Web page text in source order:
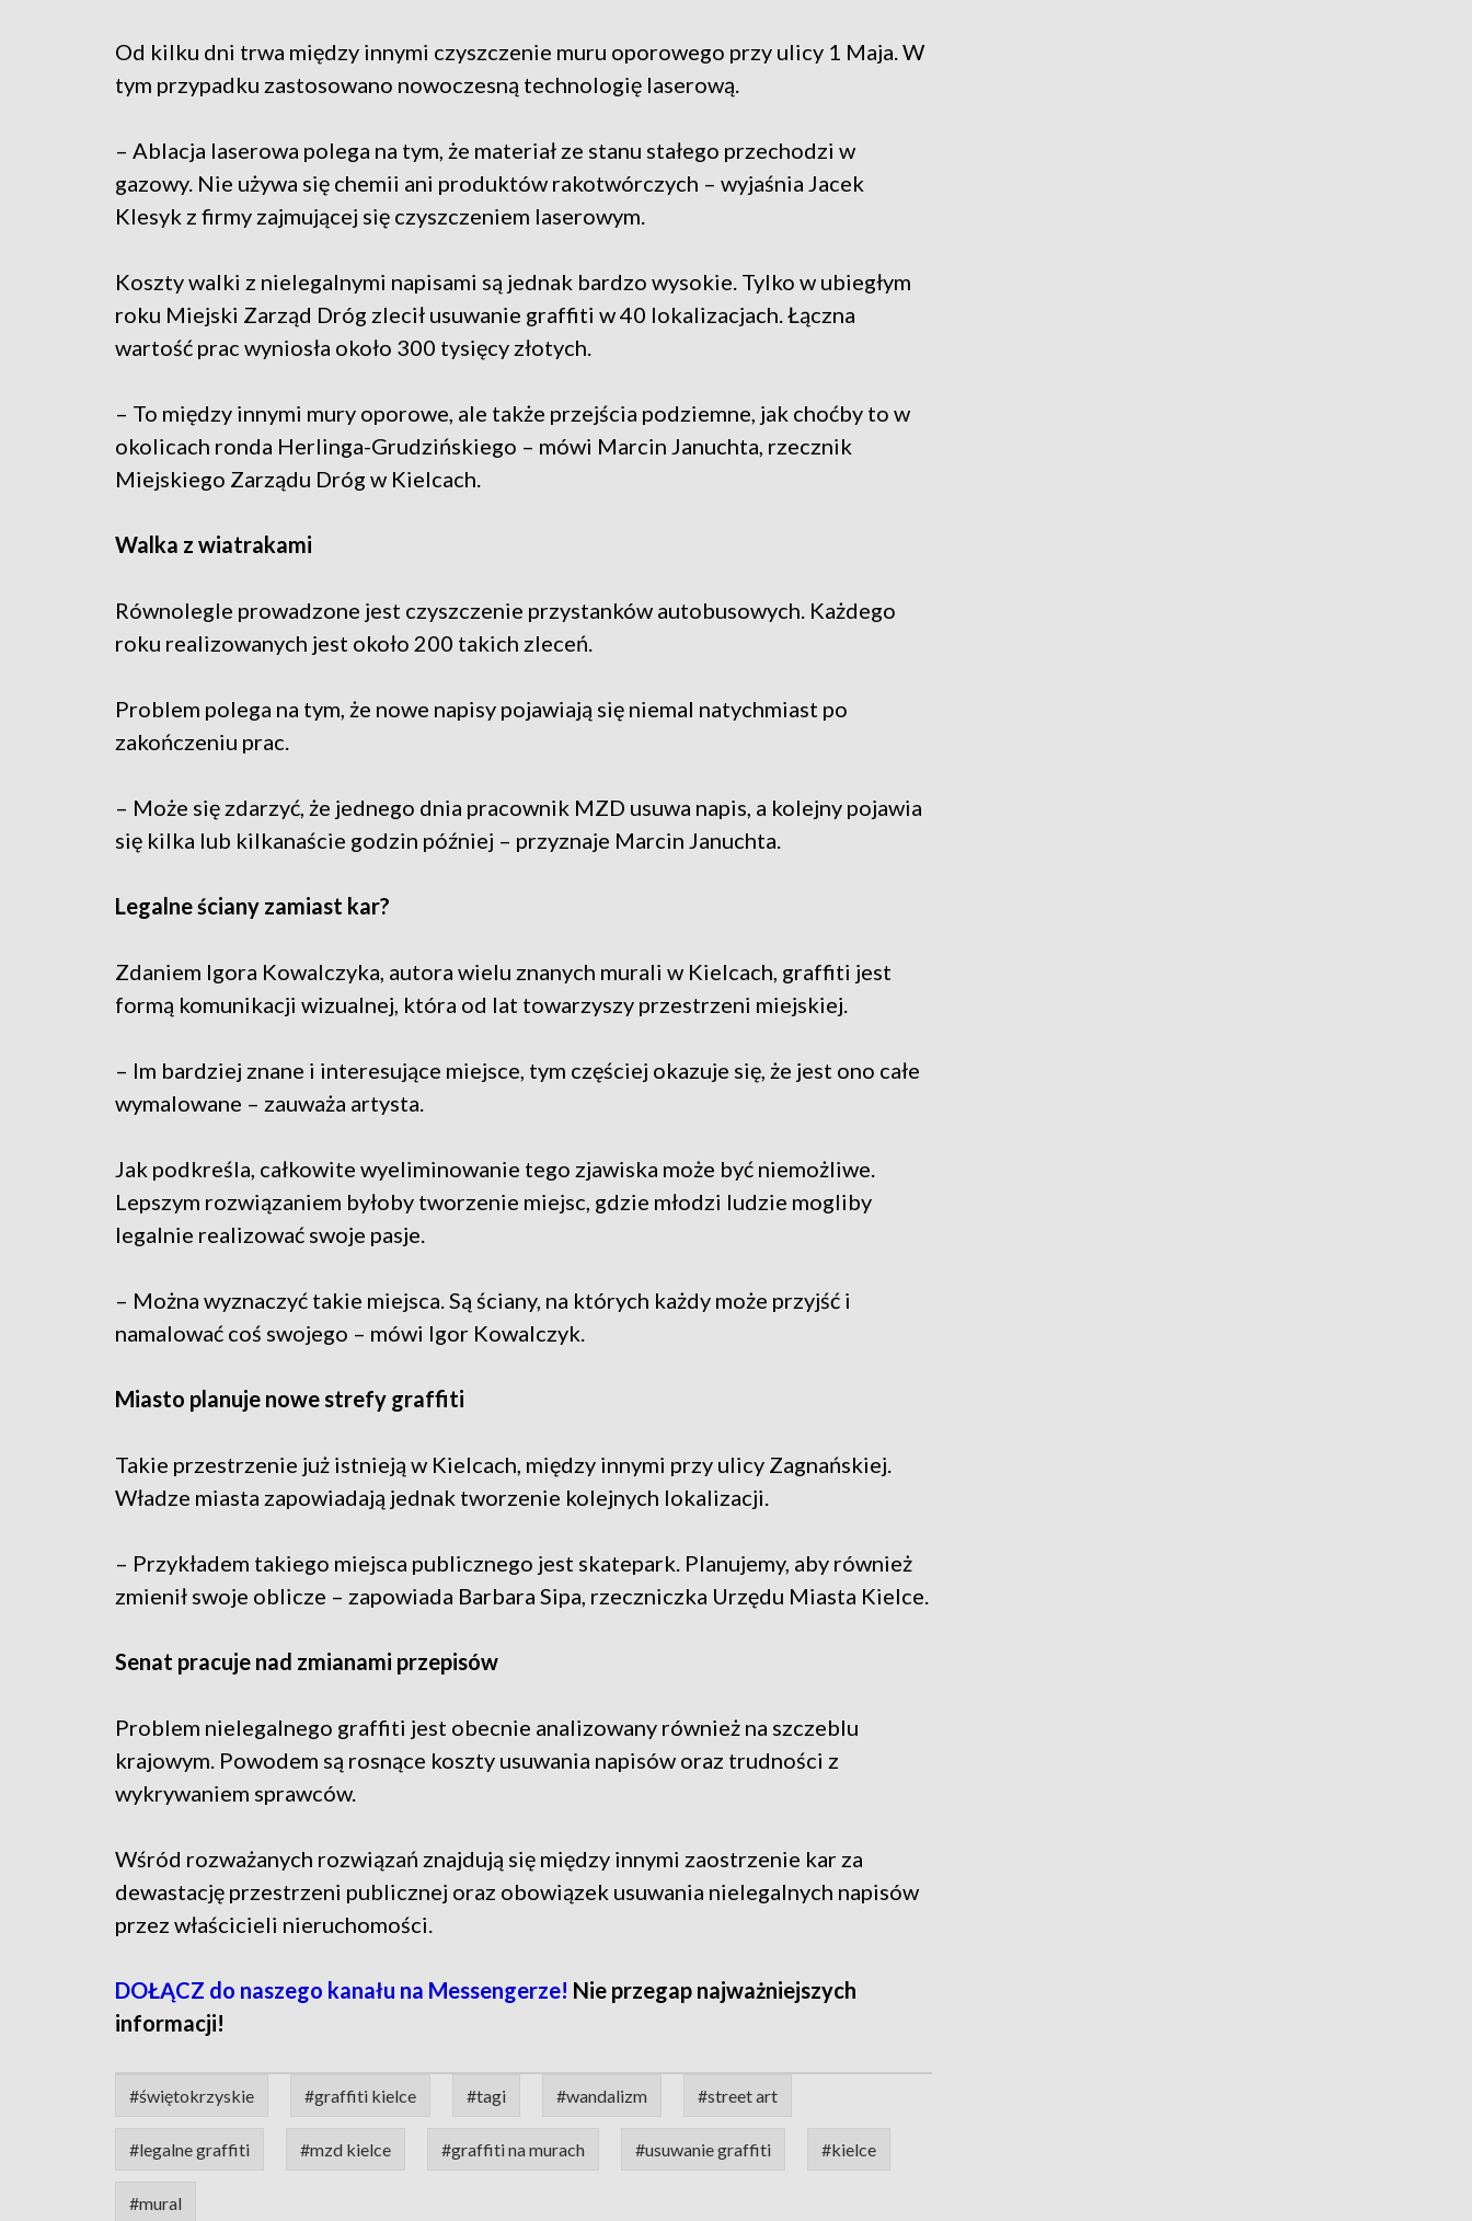
Od kilku dni trwa między innymi czyszczenie muru oporowego przy ulicy 1 Maja. W
tym przypadku zastosowano nowoczesną technologię laserową.
– Ablacja laserowa polega na tym, że materiał ze stanu stałego przechodzi w
gazowy. Nie używa się chemii ani produktów rakotwórczych – wyjaśnia Jacek
Klesyk z firmy zajmującej się czyszczeniem laserowym.
Koszty walki z nielegalnymi napisami są jednak bardzo wysokie. Tylko w ubiegłym
roku Miejski Zarząd Dróg zlecił usuwanie graffiti w 40 lokalizacjach. Łączna
wartość prac wyniosła około 300 tysięcy złotych.
– To między innymi mury oporowe, ale także przejścia podziemne, jak choćby to w
okolicach ronda Herlinga-Grudzińskiego – mówi Marcin Januchta, rzecznik
Miejskiego Zarządu Dróg w Kielcach.
Walka z wiatrakami
Równolegle prowadzone jest czyszczenie przystanków autobusowych. Każdego
roku realizowanych jest około 200 takich zleceń.
Problem polega na tym, że nowe napisy pojawiają się niemal natychmiast po
zakończeniu prac.
– Może się zdarzyć, że jednego dnia pracownik MZD usuwa napis, a kolejny pojawia
się kilka lub kilkanaście godzin później – przyznaje Marcin Januchta.
Legalne ściany zamiast kar?
Zdaniem Igora Kowalczyka, autora wielu znanych murali w Kielcach, graffiti jest
formą komunikacji wizualnej, która od lat towarzyszy przestrzeni miejskiej.
– Im bardziej znane i interesujące miejsce, tym częściej okazuje się, że jest ono całe
wymalowane – zauważa artysta.
Jak podkreśla, całkowite wyeliminowanie tego zjawiska może być niemożliwe.
Lepszym rozwiązaniem byłoby tworzenie miejsc, gdzie młodzi ludzie mogliby
legalnie realizować swoje pasje.
– Można wyznaczyć takie miejsca. Są ściany, na których każdy może przyjść i
namalować coś swojego – mówi Igor Kowalczyk.
Miasto planuje nowe strefy graffiti
Takie przestrzenie już istnieją w Kielcach, między innymi przy ulicy Zagnańskiej.
Władze miasta zapowiadają jednak tworzenie kolejnych lokalizacji.
– Przykładem takiego miejsca publicznego jest skatepark. Planujemy, aby również
zmienił swoje oblicze – zapowiada Barbara Sipa, rzeczniczka Urzędu Miasta Kielce.
Senat pracuje nad zmianami przepisów
Problem nielegalnego graffiti jest obecnie analizowany również na szczeblu
krajowym. Powodem są rosnące koszty usuwania napisów oraz trudności z
wykrywaniem sprawców.
Wśród rozważanych rozwiązań znajdują się między innymi zaostrzenie kar za
dewastację przestrzeni publicznej oraz obowiązek usuwania nielegalnych napisów
przez właścicieli nieruchomości.
DOŁĄCZ do naszego kanału na Messengerze! Nie przegap najważniejszych
informacji!
#świętokrzyskie #graffiti kielce #tagi #wandalizm #street art
#legalne graffiti #mzd kielce #graffiti na murach #usuwanie graffiti #kielce
#mural